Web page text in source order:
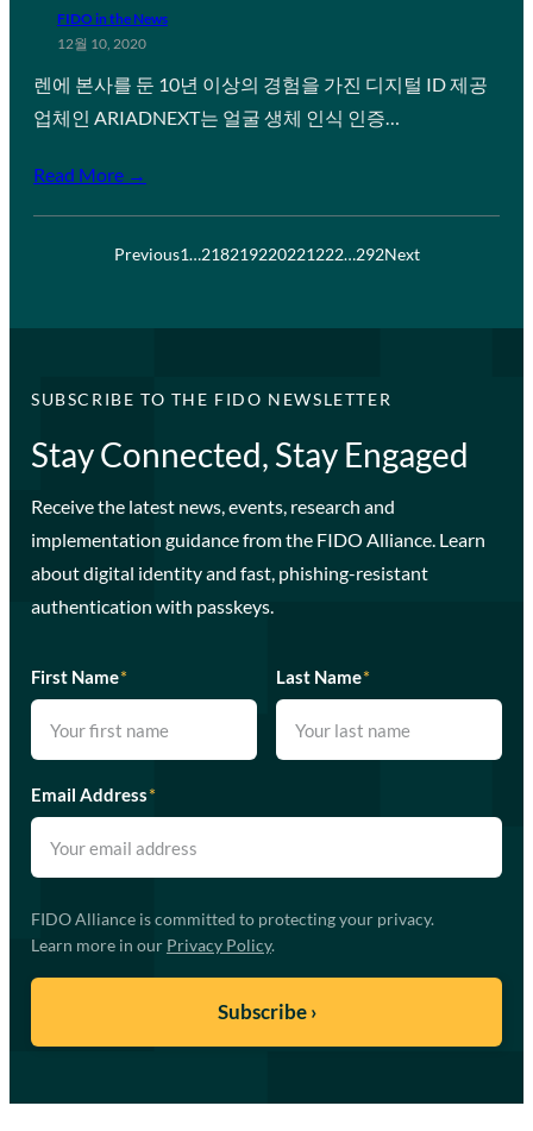
FIDO in the News
12월 10, 2020
렌에 본사를 둔 10년 이상의 경험을 가진 디지털 ID 제공
업체인 ARIADNEXT는 얼굴 생체 인식 인증…
Read More →
Previous1…218219220221222…292Next
SUBSCRIBE TO THE FIDO NEWSLETTER
Stay Connected, Stay Engaged
Receive the latest news, events, research and
implementation guidance from the FIDO Alliance. Learn
about digital identity and fast, phishing-resistant
authentication with passkeys.
First Name* Last Name*
Email Address*
FIDO Alliance is committed to protecting your privacy.
Learn more in our Privacy Policy.